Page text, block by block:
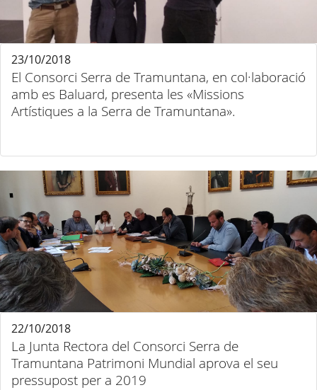
El Consorci Serra de Tramuntana, en col·laboració
amb es Baluard, presenta les «Missions
Artístiques a la Serra de Tramuntana».
23/10/2018
La Junta Rectora del Consorci Serra de
Tramuntana Patrimoni Mundial aprova el seu
pressupost per a 2019
22/10/2018